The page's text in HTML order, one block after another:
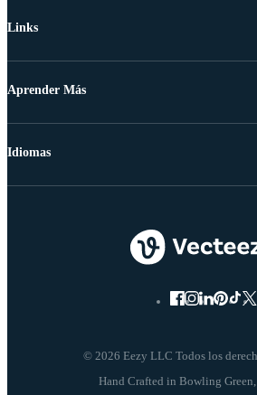
Links
Aprender Más
© 2026 Eezy LLC Todos los
Idiomas